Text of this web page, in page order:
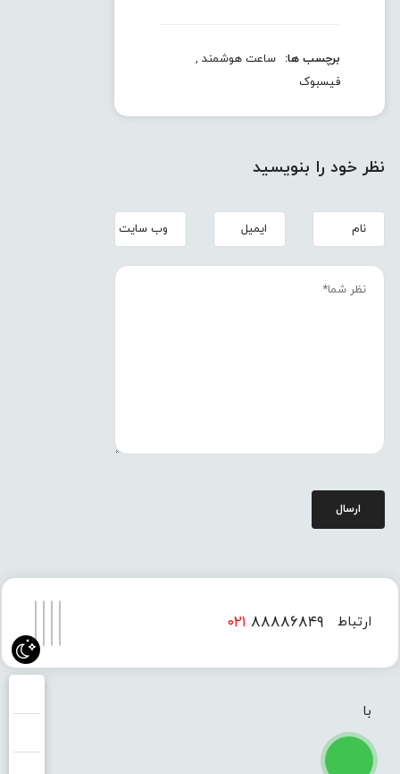
برچسب ها: ساعت هوشمند ,
فیسبوک
نظر خود را بنویسید
ارسال
ارتباط
با
۰۲۱ ۸۸۸۸۶۸۴۹